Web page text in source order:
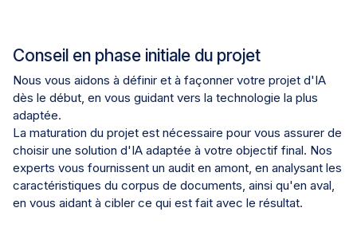
Conseil en phase initiale du projet
Nous vous aidons à définir et à façonner votre projet d'IA
dès le début, en vous guidant vers la technologie la plus
adaptée.
La maturation du projet est nécessaire pour vous assurer de
choisir une solution d'IA adaptée à votre objectif final. Nos
experts vous fournissent un audit en amont, en analysant les
caractéristiques du corpus de documents, ainsi qu'en aval,
en vous aidant à cibler ce qui est fait avec le résultat.